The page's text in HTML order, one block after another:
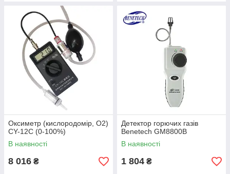
Оксиметр (кислородомір, О2)
CY-12C (0-100%)
В наявності
8 016 ₴
Детектор горючих газів
Benetech GM8800B
В наявності
1 804 ₴